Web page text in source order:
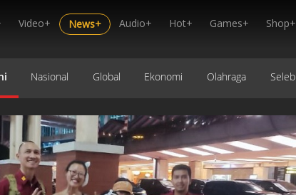
Video+ News+ Audio+ Hot+ Games+ Shop+
Nasional Global Ekonomi Olahraga Seleb